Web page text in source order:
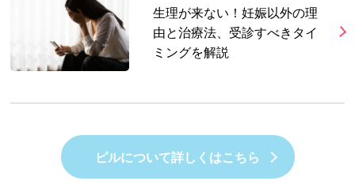
生理が来ない！妊娠以外の理
由と治療法、受診すべきタイ
ミングを解説
ピルについて詳しくはこちら